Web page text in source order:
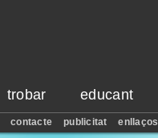
trobar educant
contacte publicitat enllaços